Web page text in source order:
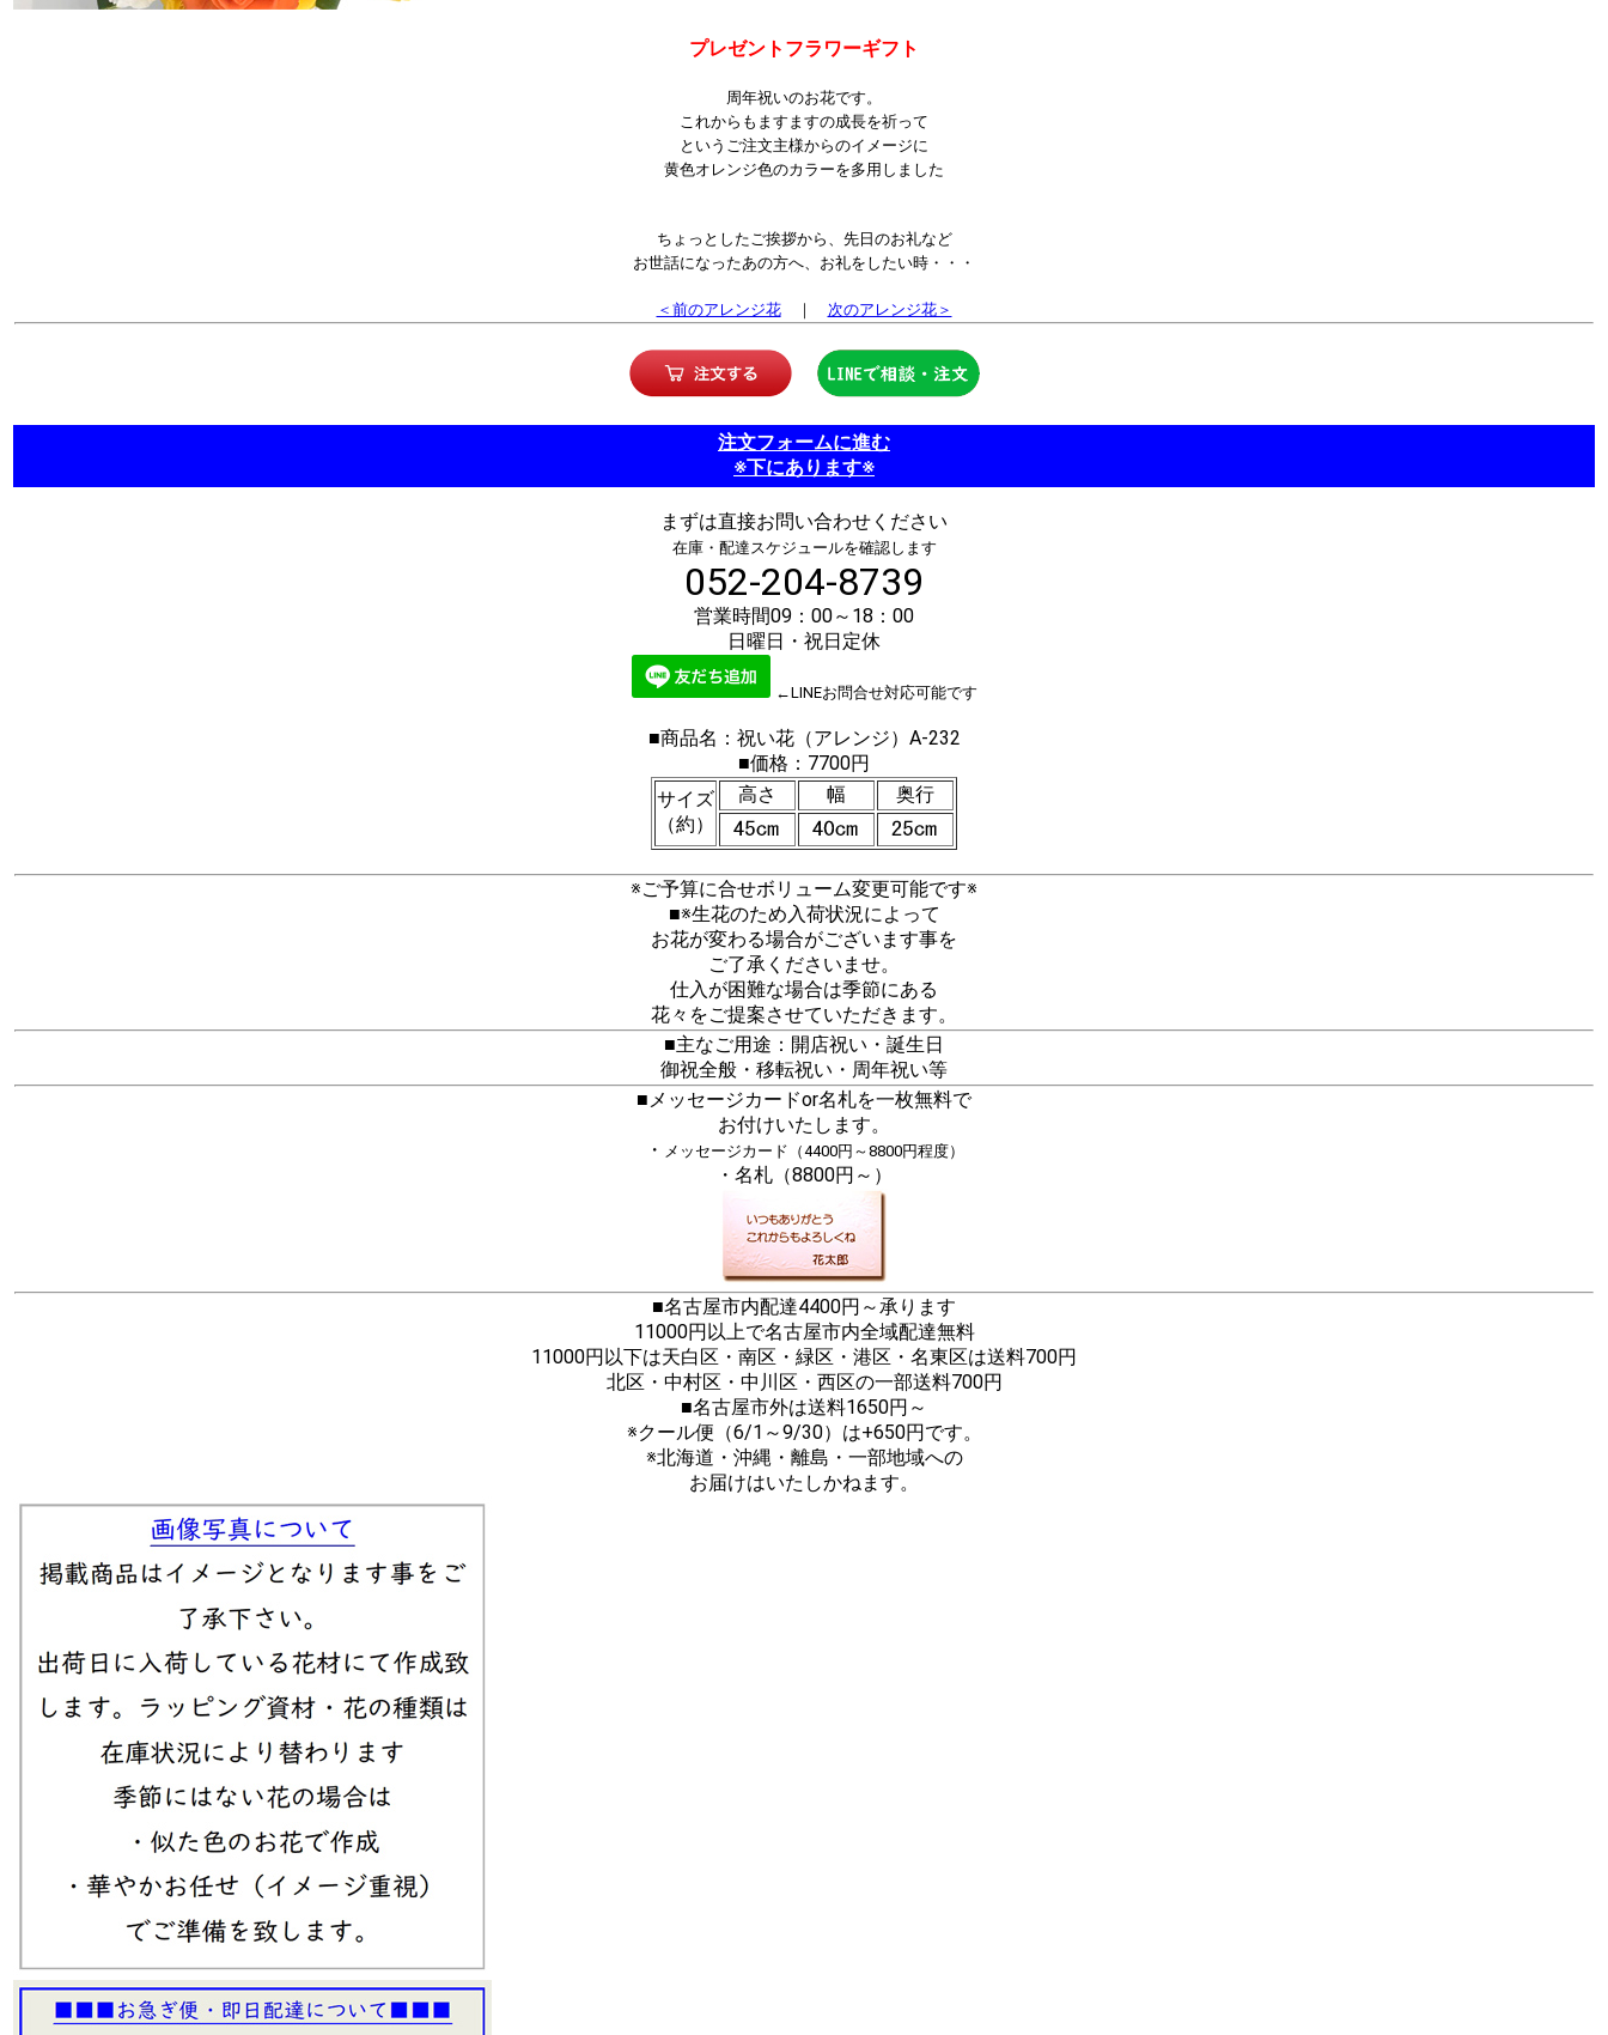
プレゼントフラワーギフト
周年祝いのお花です。
これからもますますの成長を祈って
というご注文主様からのイメージに
黄色オレンジ色のカラーを多用しました
ちょっとしたご挨拶から、先日のお礼など
お世話になったあの方へ、お礼をしたい時・・・
＜前のアレンジ花｜ 次のアレンジ花＞
注文フォームに進む
※下にあります※
まずは直接お問い合わせください
在庫・配達スケジュールを確認します
052-204-8739
営業時間09：00～18：00
日曜日・祝日定休
←LINEお問合せ対応可能です
■商品名：祝い花（アレンジ）A-232
■価格：7700円
サイズ
（約）
高さ 幅 奥行
※ご予算に合せボリューム変更可能です※
■※生花のため入荷状況によって
お花が変わる場合がございます事を
ご了承くださいませ。
仕入が困難な場合は季節にある
花々をご提案させていただきます。
■主なご用途：開店祝い・誕生日
御祝全般・移転祝い・周年祝い等
■メッセージカードor名札を一枚無料で
お付けいたします。
・ メッセージカード（4400円～8800円程度）
・名札（8800円～）
■名古屋市内配達4400円～承ります
11000円以上で名古屋市内全域配達無料
11000円以下は天白区・南区・緑区・港区・名東区は送料700円
北区・中村区・中川区・西区の一部送料700円
■名古屋市外は送料1650円～
※クール便（6/1～9/30）は+650円です。
※北海道・沖縄・離島・一部地域への
お届けはいたしかねます。